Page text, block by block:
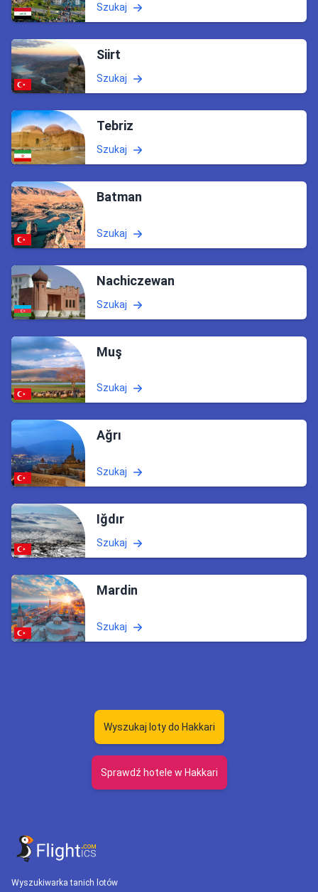
Szukaj
Siirt
Szukaj
Tebriz
Szukaj
Batman
Szukaj
Nachiczewan
Szukaj
Muş
Szukaj
Ağrı
Szukaj
Iğdır
Szukaj
Mardin
Szukaj
Wyszukaj loty do Hakkari
Sprawdź hotele w Hakkari
Wyszukiwarka tanich lotów